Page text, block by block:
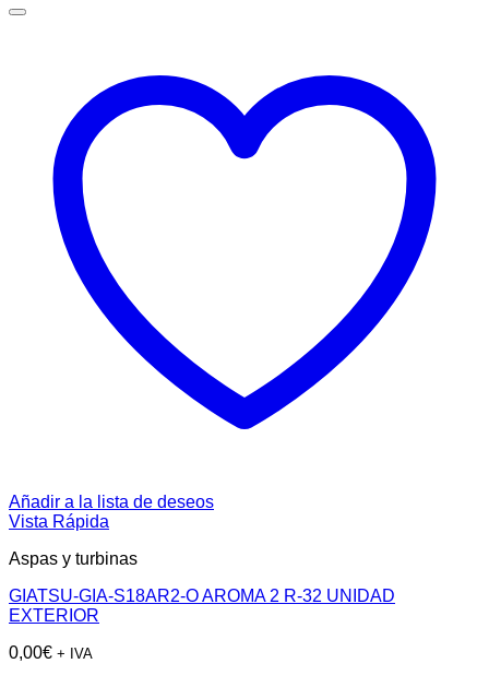
Añadir a la lista de deseos
Vista Rápida
Aspas y turbinas
GIATSU-GIA-S18AR2-O AROMA 2 R-32 UNIDAD
EXTERIOR
0,00€ + IVA